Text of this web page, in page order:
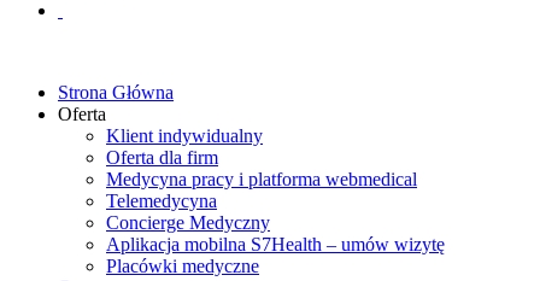
Strona Główna
Oferta
Klient indywidualny
Oferta dla firm
Medycyna pracy i platforma webmedical
Telemedycyna
Concierge Medyczny
Aplikacja mobilna S7Health – umów wizytę
Placówki medyczne